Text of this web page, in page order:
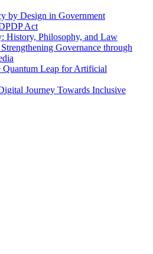
by Design in Government
Act
History, Philosophy, and Law
Governance through
Leap for Artificial
Journey Towards Inclusive